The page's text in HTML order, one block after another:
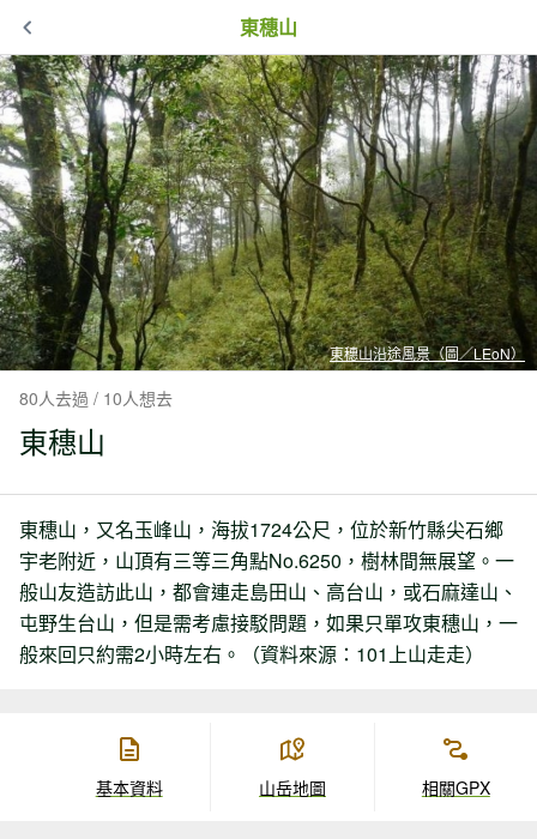
東穗山
東穗山沿途風景（圖／LEoN）
80人去過 / 10人想去
東穗山
東穗山，又名玉峰山，海拔1724公尺，位於新竹縣尖石鄉
宇老附近，山頂有三等三角點No.6250，樹林間無展望。一
般山友造訪此山，都會連走島田山、高台山，或石麻達山、
屯野生台山，但是需考慮接駁問題，如果只單攻東穗山，一
般來回只約需2小時左右。（資料來源：101上山走走）
基本資料 山岳地圖 相關GPX